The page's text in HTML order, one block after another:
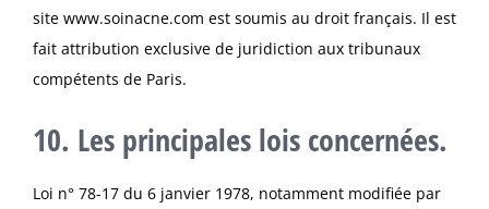
site www.soinacne.com est soumis au droit français. Il est
fait attribution exclusive de juridiction aux tribunaux
compétents de Paris.
10. Les principales lois concernées.
Loi n° 78-17 du 6 janvier 1978, notamment modifiée par